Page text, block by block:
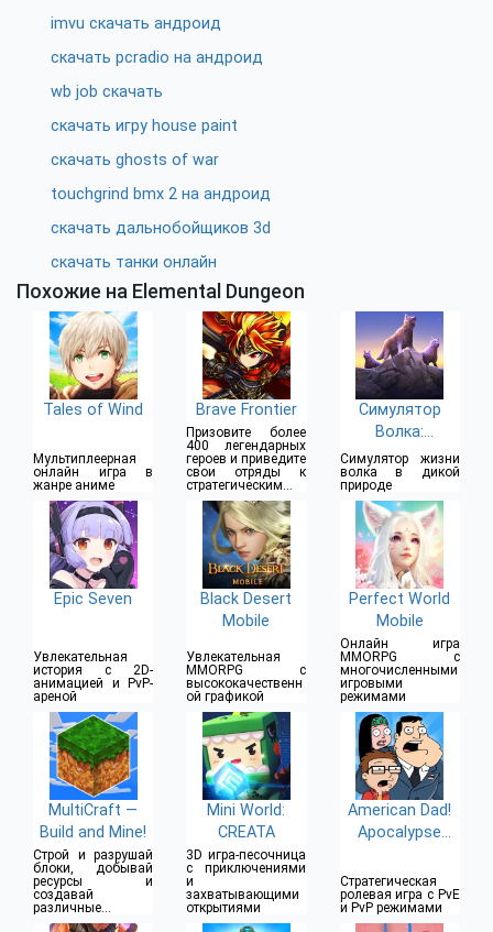
imvu скачать андроид
скачать pcradio на андроид
wb job скачать
скачать игру house paint
скачать ghosts of war
touchgrind bmx 2 на андроид
скачать дальнобойщиков 3d
скачать танки онлайн
Похожие на Elemental Dungeon
Tales of Wind
Мультиплеерная
онлайн игра в
жанре аниме
Brave Frontier
Призовите более
400 легендарных
героев и приведите
свои отряды к
стратегическим
победам
Симулятор
Волка:
Эволюция
Диких
Животных
Симулятор жизни
волка в дикой
природе
Epic Seven
Увлекательная
история с 2D-
анимацией и PvP-
ареной
Black Desert
Mobile
Увлекательная
MMORPG с
высококачественн
ой графикой
Perfect World
Mobile
Онлайн игра
MMORPG с
многочисленными
игровыми
режимами
MultiCraft —
Build and Mine!
Строй и разрушай
блоки, добывай
ресурсы и
создавай
различные
инструменты,
Mini World:
CREATA
3D игра-песочница
с приключениями
и
захватывающими
открытиями
American Dad!
Apocalypse
Стратегическая
ролевая игра с PvE
и PvP режимами